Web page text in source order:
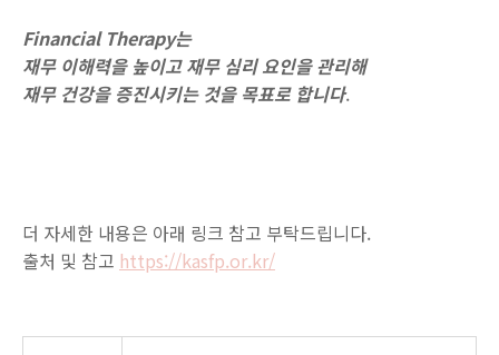
Financial Therapy는
재무 이해력을 높이고 재무 심리 요인을 관리해
재무 건강을 증진시키는 것을 목표로 합니다.
더 자세한 내용은 아래 링크 참고 부탁드립니다.
출처 및 참고 https://kasfp.or.kr/